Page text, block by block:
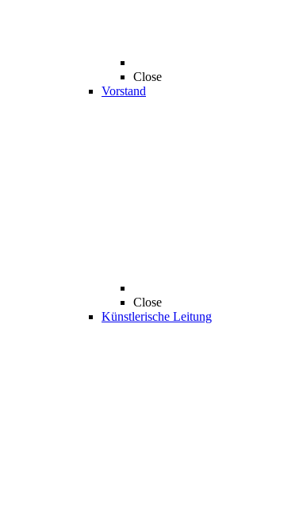
Close
Vorstand
Close
Künstlerische Leitung